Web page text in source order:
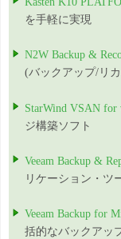
を手軽に実現
N2W Backup &
(バックアップ/リ
StarWind VSAN for
ジ構築ソフト
Veeam Backup &
リケーション・ツ
Veeam Backup for
括的なバックアッ